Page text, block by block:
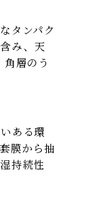
タンパク
み、天
層のう
ある環
膜から抽
持続性